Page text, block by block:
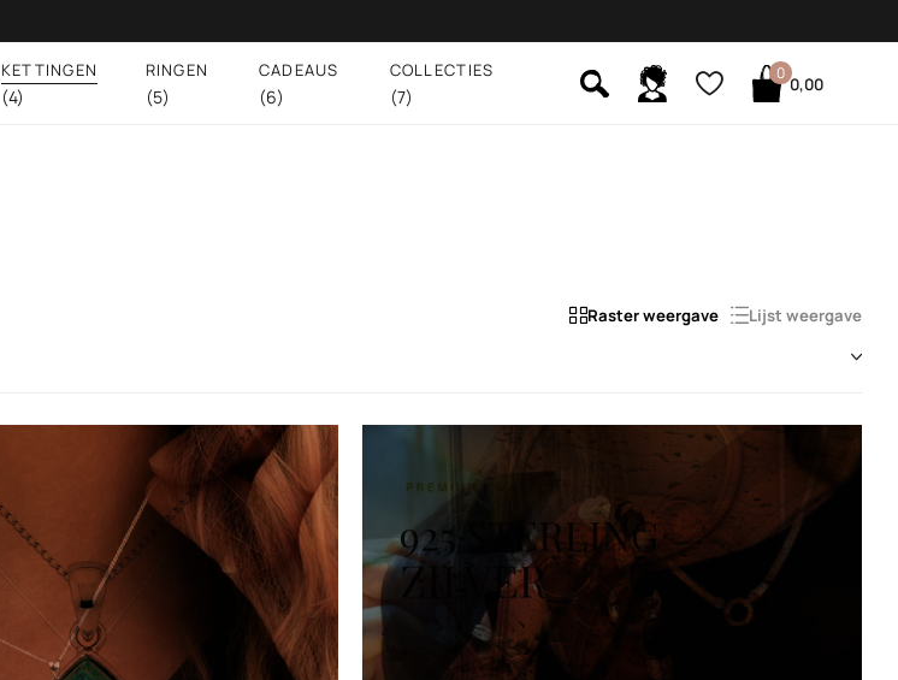
KETTINGEN
(4)
RINGEN
(5)
CADEAUS
(6)
COLLECTIES
(7)
0
0,00
Raster weergave
Lijst weergave